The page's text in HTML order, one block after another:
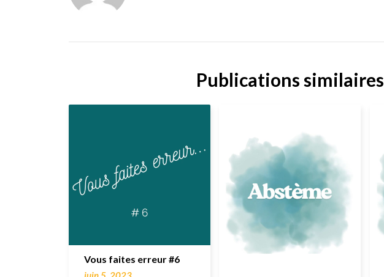
Publications similaires
Vous faites erreur #6